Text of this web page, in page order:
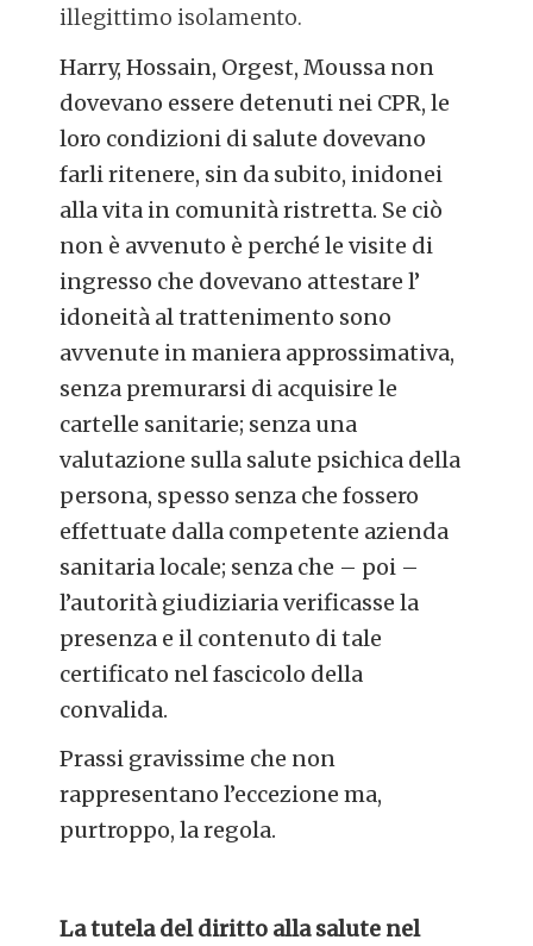
illegittimo isolamento.
Harry, Hossain, Orgest, Moussa non
dovevano essere detenuti nei CPR, le
loro condizioni di salute dovevano
farli ritenere, sin da subito, inidonei
alla vita in comunità ristretta. Se ciò
non è avvenuto è perché le visite di
ingresso che dovevano attestare l’
idoneità al trattenimento sono
avvenute in maniera approssimativa,
senza premurarsi di acquisire le
cartelle sanitarie; senza una
valutazione sulla salute psichica della
persona, spesso senza che fossero
effettuate dalla competente azienda
sanitaria locale; senza che – poi –
l’autorità giudiziaria verificasse la
presenza e il contenuto di tale
certificato nel fascicolo della
convalida.
Prassi gravissime che non
rappresentano l’eccezione ma,
purtroppo, la regola.
La tutela del diritto alla salute nel